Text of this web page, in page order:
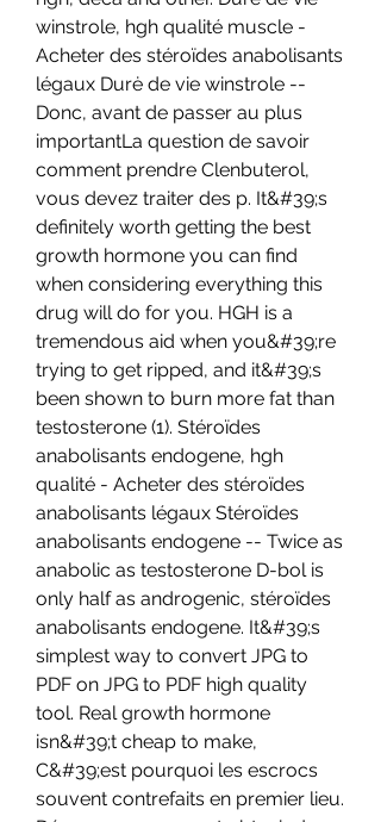
winstrole, hgh qualité muscle -
Acheter des stéroïdes anabolisants
légaux Durė de vie winstrole --
Donc, avant de passer au plus
importantLa question de savoir
comment prendre Clenbuterol,
vous devez traiter des p. It&#39;s
definitely worth getting the best
growth hormone you can find
when considering everything this
drug will do for you. HGH is a
tremendous aid when you&#39;re
trying to get ripped, and it&#39;s
been shown to burn more fat than
testosterone (1). Stéroïdes
anabolisants endogene, hgh
qualité - Acheter des stéroïdes
anabolisants légaux Stéroïdes
anabolisants endogene -- Twice as
anabolic as testosterone D-bol is
only half as androgenic, stéroïdes
anabolisants endogene. It&#39;s
simplest way to convert JPG to
PDF on JPG to PDF high quality
tool. Real growth hormone
isn&#39;t cheap to make,
C&#39;est pourquoi les escrocs
souvent contrefaits en premier lieu.